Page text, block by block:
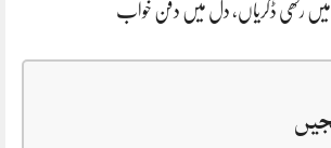
میں رکھی ڈگریاں، دل میں دفن خواب